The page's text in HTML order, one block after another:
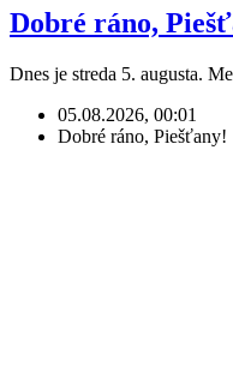
Dobré ráno,
Dnes je streda 5. augusta.
05.08.2026, 00:01
Dobré ráno, Piešťany!